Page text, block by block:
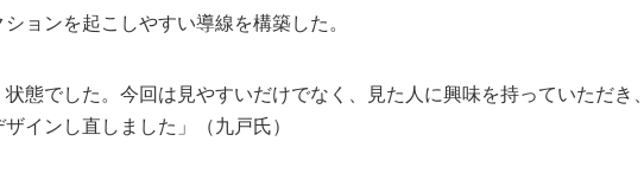
ョンを起こしやすい導線を構築した。
態でした。今回は見やすいだけでなく、見た人に興味を持っていただき、
インし直しました」（九戸氏）